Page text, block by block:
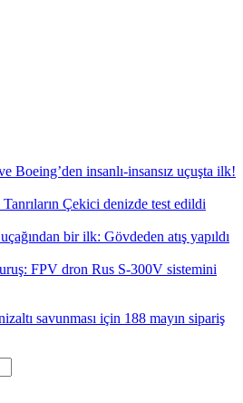
Boeing’den insanlı-insansız uçuşta ilk!
Çekici denizde test edildi
bir ilk: Gövdeden atış yapıldı
FPV dron Rus S-300V sistemini
savunması için 188 mayın sipariş